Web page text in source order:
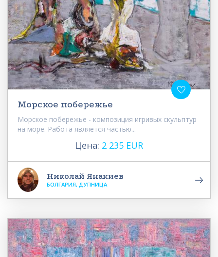
Морское побережье
Морское побережье - композиция игривых скульптур
на море. Работа является частью...
Цена: 2 235 EUR
Николай Янакиев
БОЛГАРИЯ, ДУПНИЦА